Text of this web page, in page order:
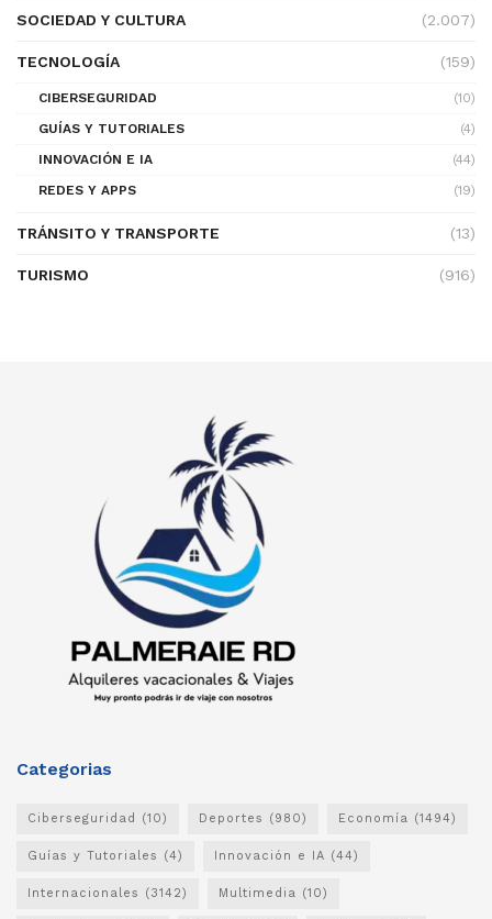
SOCIEDAD Y CULTURA (2.007)
TECNOLOGÍA (159)
CIBERSEGURIDAD
(10)
GUÍAS Y TUTORIALES
(4)
INNOVACIÓN E IA
(44)
REDES Y APPS
(19)
TRÁNSITO Y TRANSPORTE (13)
TURISMO (916)
Categorias
Ciberseguridad (10) Deportes (980) Economía (1494)
Guías y Tutoriales (4) Innovación e IA (44)
Internacionales (3142) Multimedia (10)